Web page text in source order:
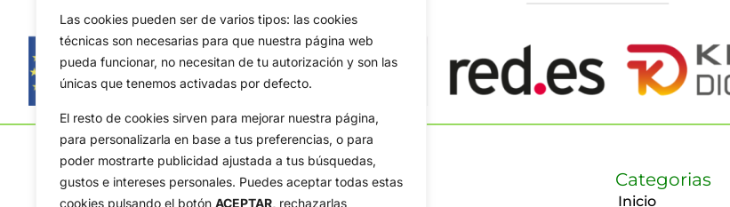
Las cookies pueden ser de varios tipos: las cookies
técnicas son necesarias para que nuestra página web
pueda funcionar, no necesitan de tu autorización y son las
únicas que tenemos activadas por defecto.
El resto de cookies sirven para mejorar nuestra página,
para personalizarla en base a tus preferencias, o para
poder mostrarte publicidad ajustada a tus búsquedas,
gustos e intereses personales. Puedes aceptar todas estas
cookies pulsando el botón ACEPTAR, rechazarlas
Categorias
Inicio